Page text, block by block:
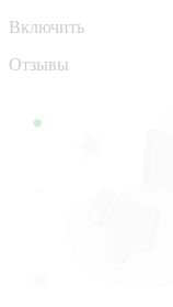
Включить
Отзывы